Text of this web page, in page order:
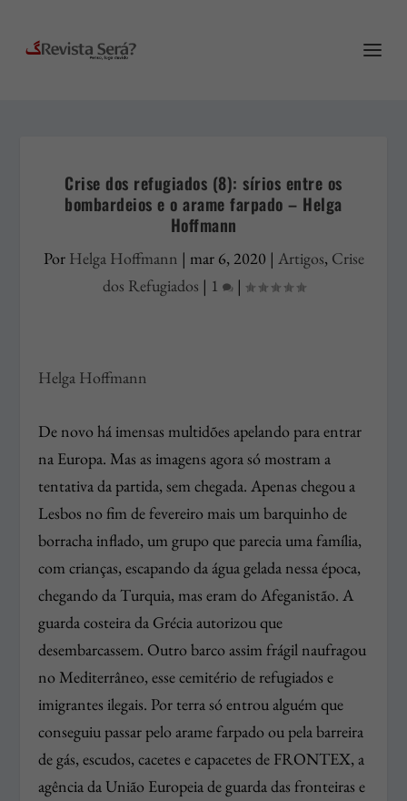
Crise dos refugiados (8): sírios entre os
bombardeios e o arame farpado – Helga
Hoffmann
Por Helga Hoffmann | mar 6, 2020 | Artigos, Crise
dos Refugiados | 1 |
Helga Hoffmann
De novo há imensas multidões apelando para entrar
na Europa. Mas as imagens agora só mostram a
tentativa da partida, sem chegada. Apenas chegou a
Lesbos no fim de fevereiro mais um barquinho de
borracha inflado, um grupo que parecia uma família,
com crianças, escapando da água gelada nessa época,
chegando da Turquia, mas eram do Afeganistão. A
guarda costeira da Grécia autorizou que
desembarcassem. Outro barco assim frágil naufragou
no Mediterrâneo, esse cemitério de refugiados e
imigrantes ilegais. Por terra só entrou alguém que
conseguiu passar pelo arame farpado ou pela barreira
de gás, escudos, cacetes e capacetes de FRONTEX, a
agência da União Europeia de guarda das fronteiras e